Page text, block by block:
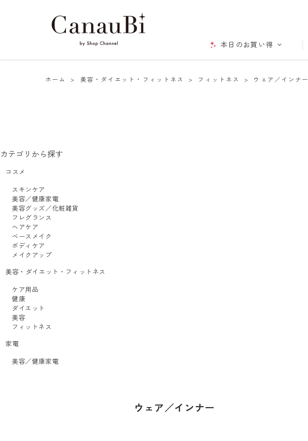
本日のお買い得
ホーム > 美容・ダイエット・フィットネス > フィットネス > ウェア／インナー
カテゴリから探す
コスメ
スキンケア
美容／健康家電
美容グッズ／化粧雑貨
フレグランス
ヘアケア
ベースメイク
ボディケア
メイクアップ
美容・ダイエット・フィットネス
ケア用品
健康
ダイエット
美容
フィットネス
家電
美容／健康家電
ウェア／インナー